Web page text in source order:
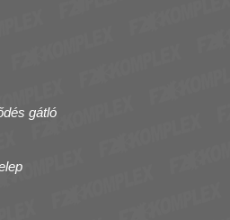
gátló